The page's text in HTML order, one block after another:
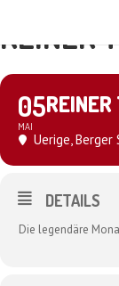
REINER
05
MAI
REINER
Uerige, Berger
DETAILS
Die legendäre